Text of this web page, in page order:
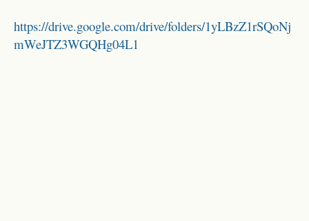
https://drive.google.com/drive/folders/1yLBzZ1rSQoNj
mWeJTZ3WGQHg04L1